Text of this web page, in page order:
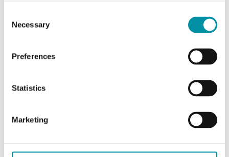
Selection
Necessary
Preferences
Statistics
Marketing
Pressione di avvio max 350 kPa
Tipo di valvola
DN65-100